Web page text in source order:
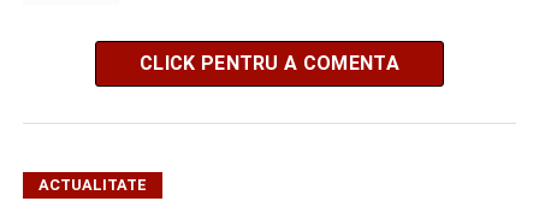
CLICK PENTRU A COMENTA
ACTUALITATE